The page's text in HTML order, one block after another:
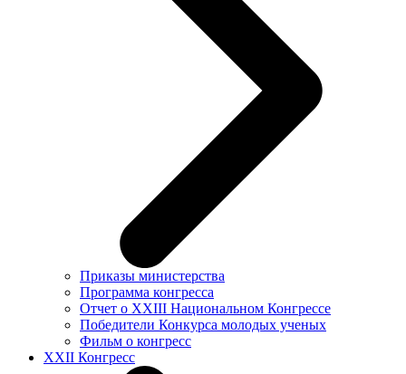
Приказы министерства
Программа конгресса
Отчет о XXIII Национальном Конгрессе
Победители Конкурса молодых ученых
Фильм о конгресс
XXII Конгресс